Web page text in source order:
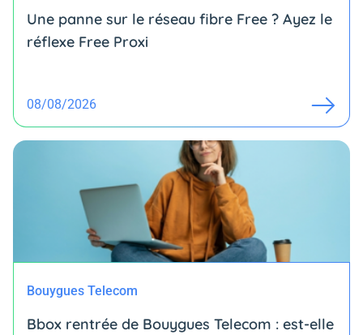
Une panne sur le réseau fibre Free ? Ayez le
réflexe Free Proxi
08/08/2026
Bouygues Telecom
Bbox rentrée de Bouygues Telecom : est-elle